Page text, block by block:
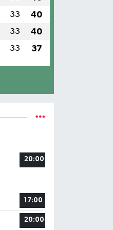
33 40
33 40
33 37
20:00
17:00
20:00